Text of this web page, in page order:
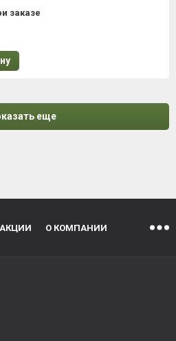
заказе
еще
АКЦИИ О КОМПАНИИ